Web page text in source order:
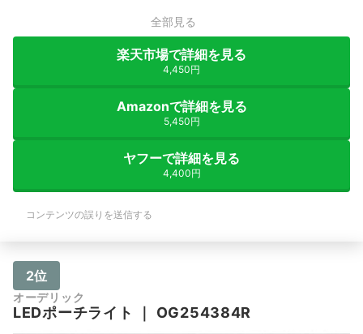
全部見る
楽天市場で詳細を見る
4,450円
Amazonで詳細を見る
5,450円
ヤフーで詳細を見る
4,400円
コンテンツの誤りを送信する
2位
オーデリック
LEDポーチライト OG254384R